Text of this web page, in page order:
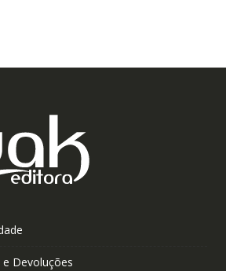
Devoluções